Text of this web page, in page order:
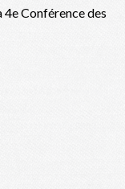
4e Conférence des